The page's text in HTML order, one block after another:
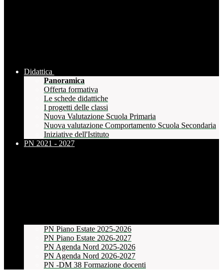
Didattica
Panoramica
Offerta formativa
Le schede didattiche
I progetti delle classi
Nuova Valutazione Scuola Primaria
Nuova valutazione Comportamento Scuola Secondaria
Iniziative dell'Istituto
PN 2021 - 2027
PN Piano Estate 2025-2026
PN Piano Estate 2026-2027
PN Agenda Nord 2025-2026
PN Agenda Nord 2026-2027
PN -DM 38 Formazione docenti